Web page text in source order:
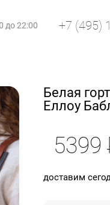
до 22:00 +7 (495)
Белая
Еллоу
5399
доставим